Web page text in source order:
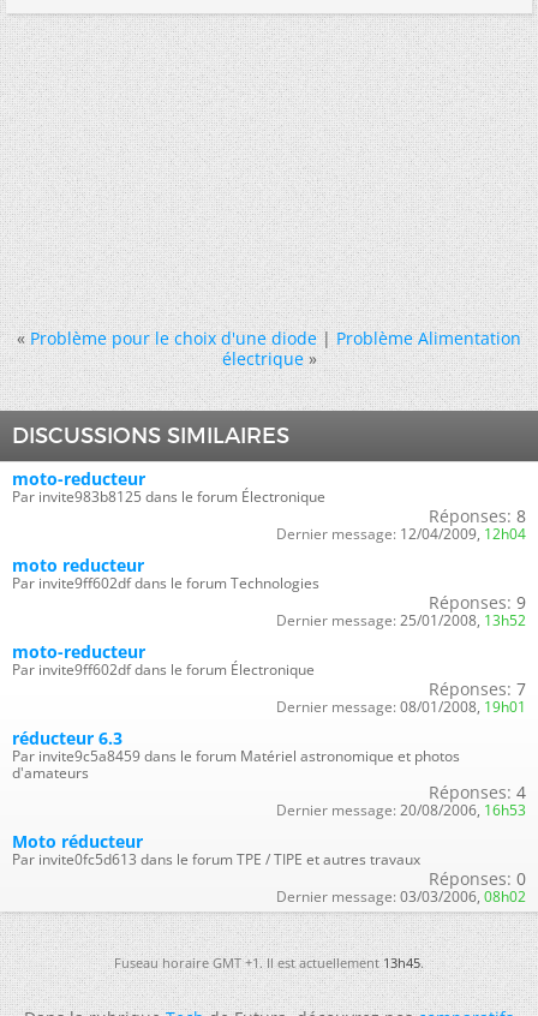
« Problème pour le choix d'une diode|Problème Alimentation
électrique »
DISCUSSIONS SIMILAIRES
moto-reducteur
Par invite983b8125 dans le forum Électronique
Réponses: 8
Dernier message: 12/04/2009, 12h04
moto reducteur
Par invite9ff602df dans le forum Technologies
Réponses: 9
Dernier message: 25/01/2008, 13h52
moto-reducteur
Par invite9ff602df dans le forum Électronique
Réponses: 7
Dernier message: 08/01/2008, 19h01
réducteur 6.3
Par invite9c5a8459 dans le forum Matériel astronomique et photos
d'amateurs
Réponses: 4
Dernier message: 20/08/2006, 16h53
Moto réducteur
Par invite0fc5d613 dans le forum TPE / TIPE et autres travaux
Réponses: 0
Dernier message: 03/03/2006, 08h02
Fuseau horaire GMT +1. Il est actuellement13h45.